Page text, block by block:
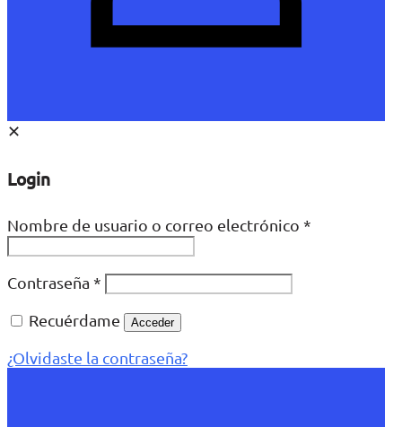
✕
Login
Nombre de usuario o correo electrónico *
Contraseña *
Recuérdame
Acceder
¿Olvidaste la contraseña?